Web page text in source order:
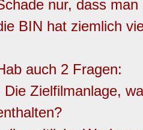
nur, dass
BIN hat ziemlich
auch 2 Fragen:
Die Zielfilmanlage,